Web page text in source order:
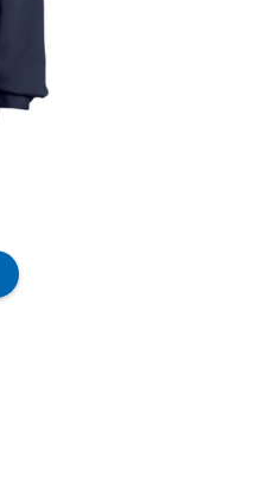
Dit
product